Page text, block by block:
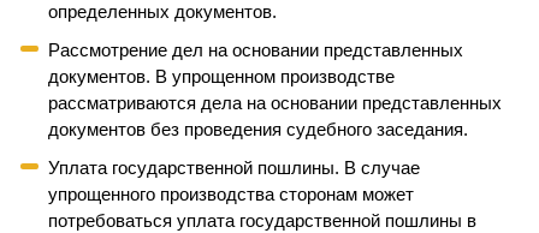
определенных документов.
Рассмотрение дел на основании представленных
документов. В упрощенном производстве
рассматриваются дела на основании представленных
документов без проведения судебного заседания.
Уплата государственной пошлины. В случае
упрощенного производства сторонам может
потребоваться уплата государственной пошлины в